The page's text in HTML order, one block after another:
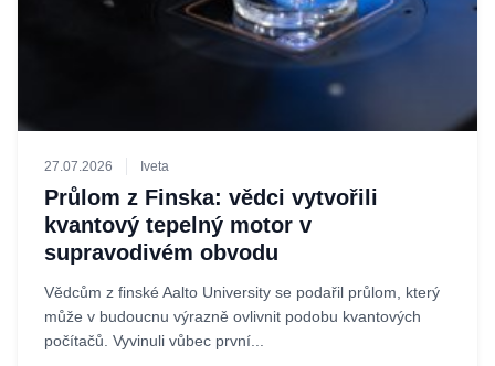
27.07.2026 Iveta
Průlom z Finska: vědci vytvořili
kvantový tepelný motor v
supravodivém obvodu
Vědcům z finské Aalto University se podařil průlom, který
může v budoucnu výrazně ovlivnit podobu kvantových
počítačů. Vyvinuli vůbec první...